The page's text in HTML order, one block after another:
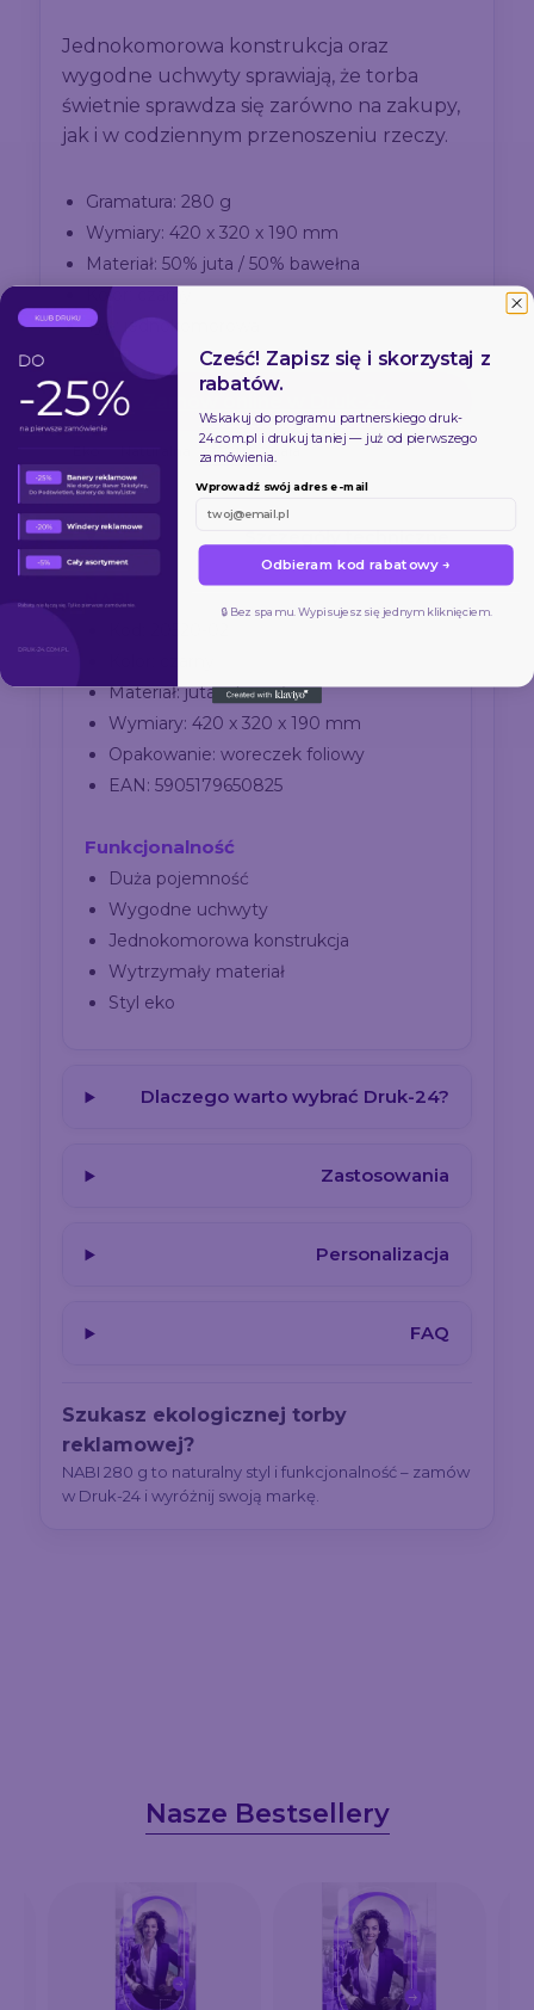
Jednokomorowa konstrukcja oraz
wygodne uchwyty sprawiają, że torba
świetnie sprawdza się zarówno na zakupy,
jak i w codziennym przenoszeniu rzeczy.
Gramatura: 280 g
Wymiary: 420 x 320 x 190 mm
Materiał: 50% juta / 50% bawełna
Kolor: czarny
Typ: jednokomorowa
Wytrzymała
NABI
Materiał: juta + bawełna
Wymiary: 420 x 320 x 190 mm
Opakowanie: woreczek foliowy
EAN: 5905179650825
Funkcjonalność
Duża pojemność
Wygodne uchwyty
Jednokomorowa konstrukcja
Wytrzymały materiał
Styl eko
Dlaczego warto wybrać Druk-24?
Zastosowania
Personalizacja
FAQ
Szukasz ekologicznej torby
reklamowej?
NABI 280 g to naturalny styl i funkcjonalność – zamów
w Druk-24 i wyróżnij swoją markę.
Nasze Bestsellery
Cześć! Zapisz się i skorzystaj z
rabatów.
Wskakuj do programu partnerskiegodruk-
24.com.pl i drukuj taniej — już od pierwszego
zamówienia.
Wprowadź swój adres e-mail
Odbieram kod rabatowy →
🔒 Bez spamu. Wypisujesz się jednym kliknięciem.